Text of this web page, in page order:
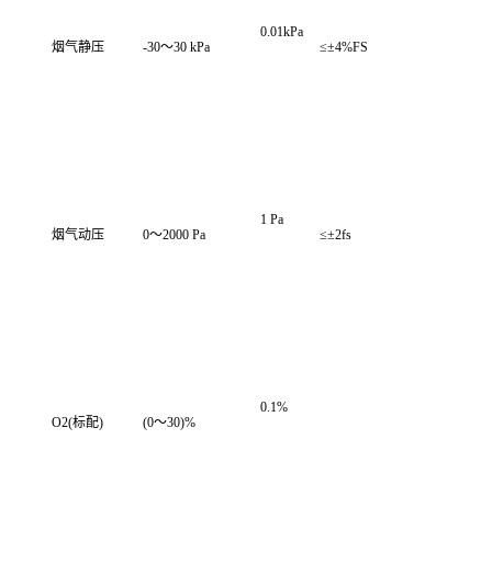
烟气静压 -30～30 kPa
0.01kPa
≤±4%FS
烟气动压 0～2000 Pa
1 Pa
≤±2fs
O2(标配) (0～30)%
0.1%